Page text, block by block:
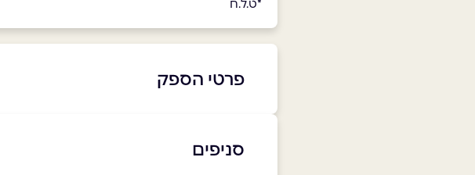
*ט.ל.ח
פרטי הספק
באתר
סניפים